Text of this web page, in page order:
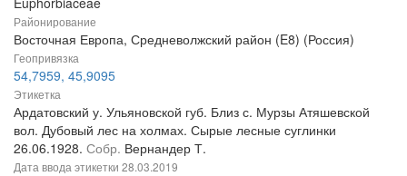
Районирование
Восточная Европа, Средневолжский район (E8) (Россия)
Геопривязка
54,7959, 45,9095
Этикетка
Ардатовский у. Ульяновской губ. Близ с. Мурзы Атяшевской
вол. Дубовый лес на холмах. Сырые лесные суглинки
26.06.1928. Собр. Вернандер Т.
Дата ввода этикетки 28.03.2019